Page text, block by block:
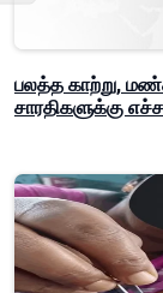
பலத்த காற்று,
சாரதிகளுக்கு